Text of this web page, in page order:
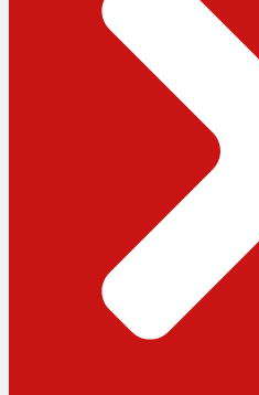
লাইফস্টাইল
সোশ্যাল মিডিয়া
বিজ্ঞান ও প্রযুক্তি
বিশেষ প্রতিবেদন
শেয়ার বাজার
বিচিত্র সংবাদ
সাক্ষাৎকার
সড়ক দুর্ঘটনা
অপরাধ